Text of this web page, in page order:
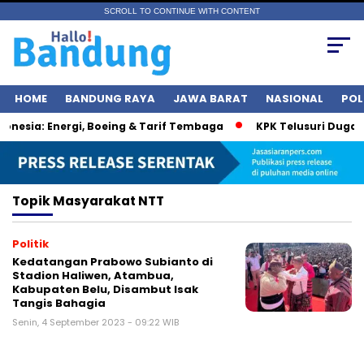
SCROLL TO CONTINUE WITH CONTENT
HOME BANDUNG RAYA JAWA BARAT NASIONAL
Energi, Boeing & Tarif Tembaga KPK Telusuri
TopikMasyarakat NTT
Politik
Kedatangan Prabowo Subianto di
Stadion Haliwen, Atambua,
Kabupaten Belu, Disambut Isak
Tangis Bahagia
Senin, 4 September 2023 - 09:22 WIB